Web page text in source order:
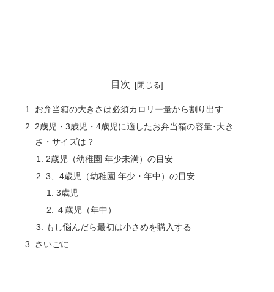
目次
お弁当箱の大きさは必須カロリー量から割り出す
2歳児・3歳児・4歳児に適したお弁当箱の容量･大き
さ・サイズは？
2歳児（幼稚園 年少未満）の目安
3、4歳児（幼稚園 年少・年中）の目安
3歳児
４歳児（年中）
もし悩んだら最初は小さめを購入する
さいごに